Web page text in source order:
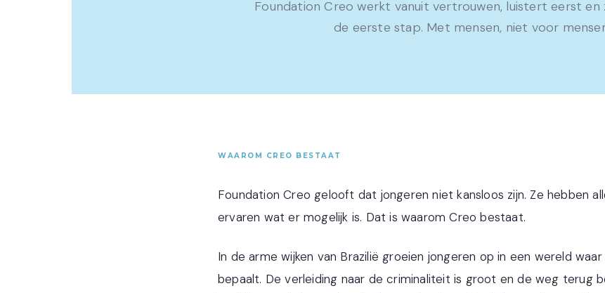
Foundation Creo werkt vanuit vertrouwen, luistert eerst en
de eerste stap. Met mensen, niet voor
WAAROM CREO BESTAAT
Foundation Creo gelooft dat jongeren niet kansloos zijn. Ze hebben
ervaren wat er mogelijk is. Dat is waarom Creo bestaat.
In de arme wijken van Brazilië groeien jongeren op in een wereld
bepaalt. De verleiding naar de criminaliteit is groot en de weg terug